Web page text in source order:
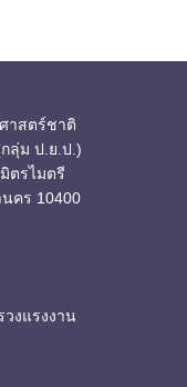
าสตร์ชาติ
ลุ่ม ป.ย.ป.)
ตรไมตรี
คร 10400
งแรงงาน